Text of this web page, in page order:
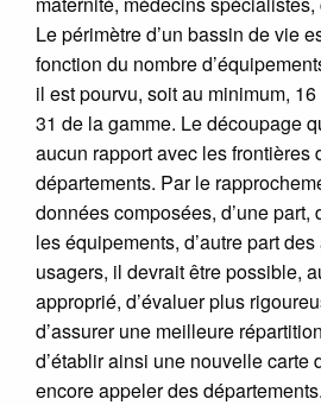
Le périmètre d’un bassin de vie
fonction du nombre
il est pourvu, soit au minimum,
31 de la gamme. Le découpage
aucun rapport avec les frontières
départements. Par le
données composées, d’une
les équipements, d’autre part
usagers, il devrait être possible,
approprié, d’évaluer plus
d’assurer une meilleure
d’établir ainsi une nouvelle carte
encore appeler des départements.